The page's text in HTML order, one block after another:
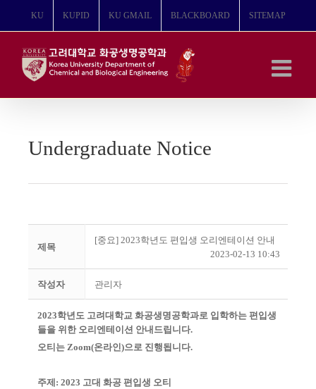
뛰
KU KUPID KU GMAIL BLACKBOARD SITEMAP
Undergraduate Notice
제목
[중요] 2023학년도 편입생 오리엔테이션 안내
2023-02-13 10:43
작성자 관리자
2023학년도 고려대학교 화공생명공학과로 입학하는 편입생
들을 위한 오리엔테이션 안내드립니다.
오티는 Zoom(온라인)으로 진행됩니다.
주제: 2023 고대 화공 편입생 오티